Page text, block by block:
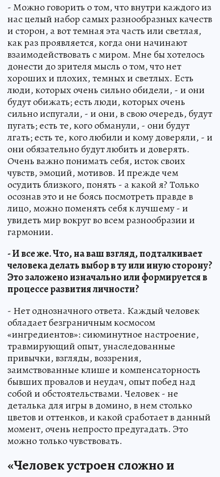
- Можно говорить о том, что внутри каждого из
нас целый набор самых разнообразных качеств
и сторон, а вот темная эта часть или светлая,
как раз проявляется, когда они начинают
взаимодействовать с миром. Мне бы хотелось
донести до зрителя мысль о том, что нет
хороших и плохих, темных и светлых. Есть
люди, которых очень сильно обидели, - и они
будут обижать; есть люди, которых очень
сильно испугали, - и они, в свою очередь, будут
пугать; есть те, кого обманули, - они будут
лгать; есть те, кого любили и кому доверяли, - и
они обязательно будут любить и доверять.
Очень важно понимать себя, исток своих
чувств, эмоций, мотивов. И прежде чем
осудить близкого, понять - а какой я? Только
осознав это и не боясь посмотреть правде в
лицо, можно поменять себя к лучшему - и
увидеть мир вокруг во всем разнообразии и
гармонии.
- И все же. Что, на ваш взгляд, подталкивает
человека делать выбор в ту или иную сторону?
Это заложено изначально или формируется в
процессе развития личности?
- Нет однозначного ответа. Каждый человек
обладает безграничным космосом
«ингредиентов»: сиюминутное настроение,
травмирующий опыт, унаследованные
привычки, взгляды, воззрения,
заимствованные клише и компенсаторность
бывших провалов и неудач, опыт побед над
собой и обстоятельствами. Человек - не
деталька для игры в домино, в нем столько
цветов и оттенков, и какой сработает в данный
момент, очень непросто предугадать. Это
можно только чувствовать.
«Человек устроен сложно и